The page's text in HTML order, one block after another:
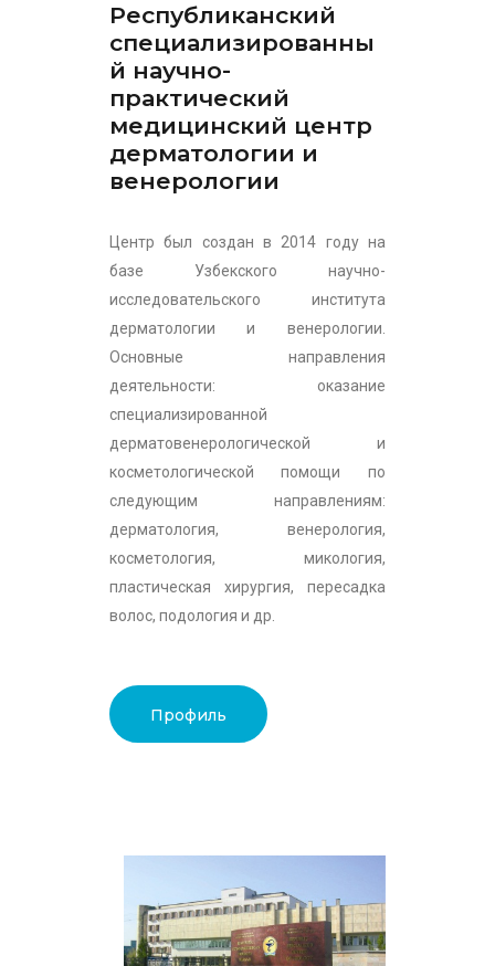
Республиканский
специализированны
й научно-
практический
медицинский центр
дерматологии и
венерологии
Центр был создан в 2014 году на
базе Узбекского научно-
исследовательского института
дерматологии и венерологии.
Основные направления
деятельности: оказание
специализированной
дерматовенерологической и
косметологической помощи по
следующим направлениям:
дерматология, венерология,
косметология, микология,
пластическая хирургия, пересадка
волос, подология и др.
Профиль